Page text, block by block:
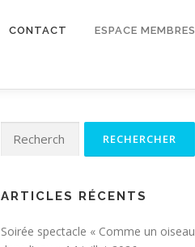
CONTACT ESPACE MEMBRES
ARTICLES RÉCENTS
Soirée spectacle « Comme un oiseau